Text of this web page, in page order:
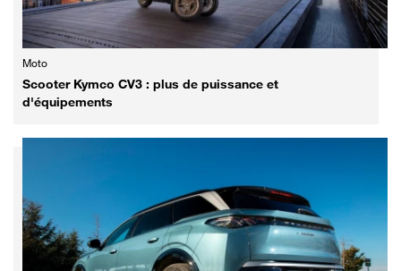
Moto
Scooter Kymco CV3 : plus de puissance et
d'équipements